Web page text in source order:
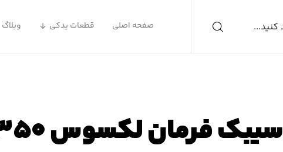
صفحه اصلی قطعات یدکی وبلاگ
سیبک فرمان لکسوس es۳۵۰